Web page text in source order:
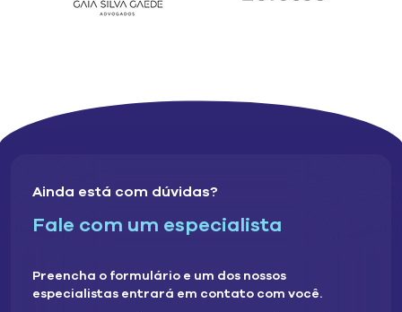
Ainda está com dúvidas?
Fale com um especialista
Preencha o formulário e um dos nossos
especialistas entrará em contato com você.